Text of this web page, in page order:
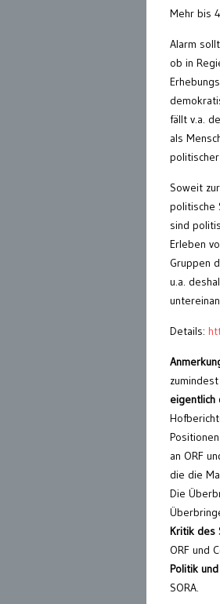
Mehr bis
Alarm
ob in
fällt v.a.
als
Soweit
politische
sind
Erleben
Gruppen
u.a.
Details:
eigentlich
an ORF
die die
Die
Kritik des
ORF und
Politik
SORA.